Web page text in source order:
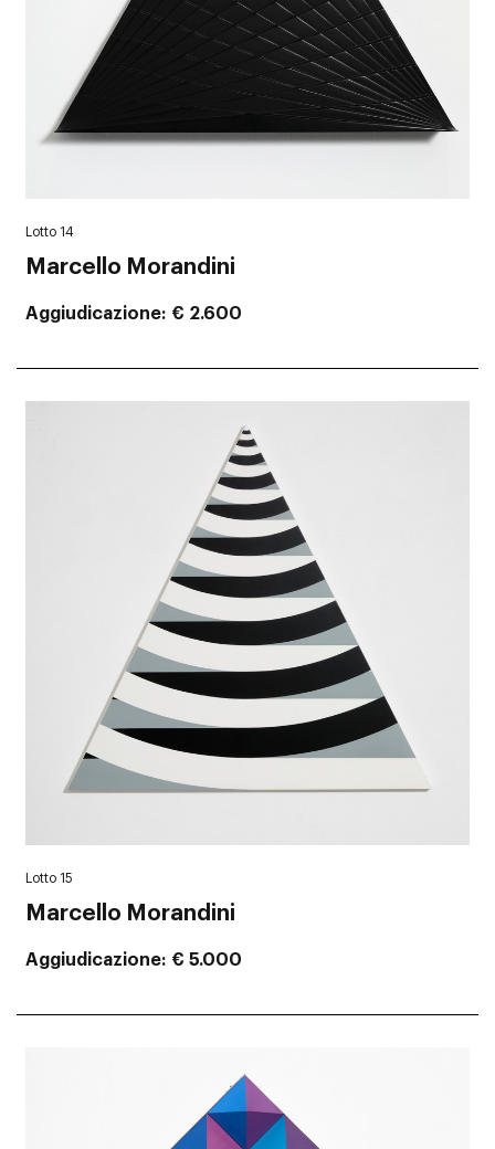
Lotto 14
Marcello Morandini
Aggiudicazione € 2.600
Lotto 15
Marcello Morandini
Aggiudicazione € 5.000